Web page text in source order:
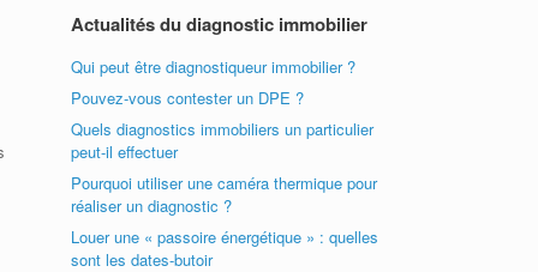
Actualités du diagnostic immobilier
Qui peut être diagnostiqueur immobilier ?
Pouvez-vous contester un DPE ?
Quels diagnostics immobiliers un particulier
peut-il effectuer
Pourquoi utiliser une caméra thermique pour
réaliser un diagnostic ?
Louer une « passoire énergétique » : quelles
sont les dates-butoir